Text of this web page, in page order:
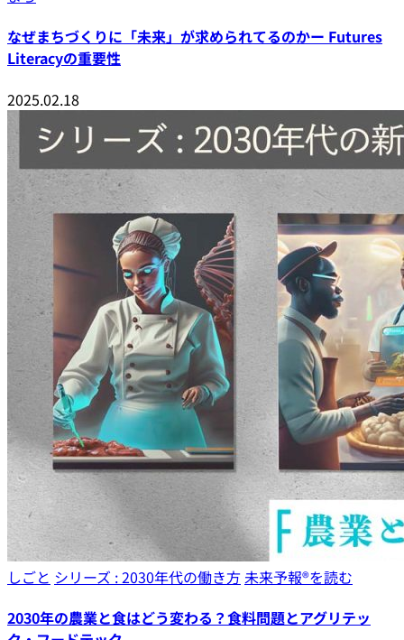
なぜまちづくりに「未来」が求められてるのかー Futures
Literacyの重要性
2025.02.18
しごと シリーズ : 2030年代の働き方 未来予報®︎を読む
2030年の農業と食はどう変わる？食料問題とアグリテッ